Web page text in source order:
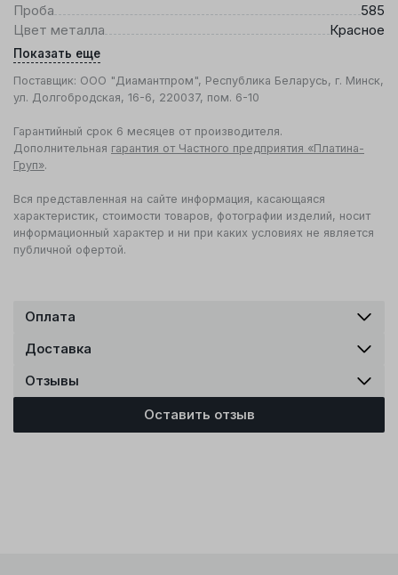
Проба
585
Цвет металла
Красное
Показать еще
Поставщик: ООО "Диамантпром", Республика Беларусь, г. Минск,
ул. Долгобродская, 16-6, 220037, пом. 6-10
Гарантийный срок 6 месяцев от производителя.
Дополнительная гарантия от Частного предприятия «Платина-
Груп».
Вся представленная на сайте информация, касающаяся
характеристик, стоимости товаров, фотографии изделий, носит
информационный характер и ни при каких условиях не является
публичной офертой.
Оплата
Доставка
Отзывы
Оставить отзыв